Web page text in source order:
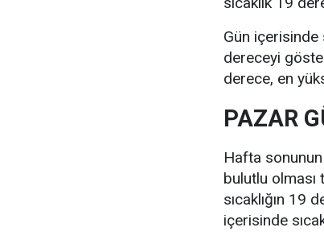
Gün içerisinde
dereceyi
derece, en
PAZAR
Hafta
bulutlu
sıcaklığın 19
içerisinde